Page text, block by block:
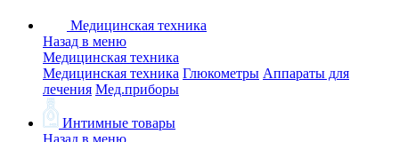
Медицинская техника
Назад в меню
Медицинская техника
Медицинская техника Глюкометры Аппараты для
лечения Мед.приборы
Интимные товары
Назад в меню